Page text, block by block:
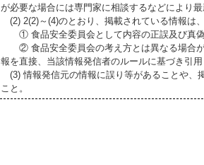
が必要な場合には専門家に相談するなどにより
(2) 2(2)～(4)のとおり、掲載されている情報は、
① 食品安全委員会として内容の正誤及び真偽
② 食品安全委員会の考え方とは異なる場合が
報を直接、当該情報発信者のルールに基づき引用
(3) 情報発信元の情報に誤り等があることや、
こと。